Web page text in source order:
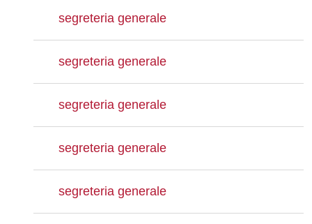
segreteria generale
segreteria generale
segreteria generale
segreteria generale
segreteria generale